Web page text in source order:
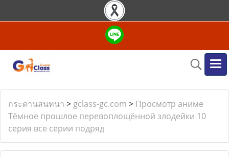
กระดานสนทนา > gclass-gc.com > Просмотр аниме
Тёмное прошлое перевоплощённой злодейки 10
серия все серии подряд